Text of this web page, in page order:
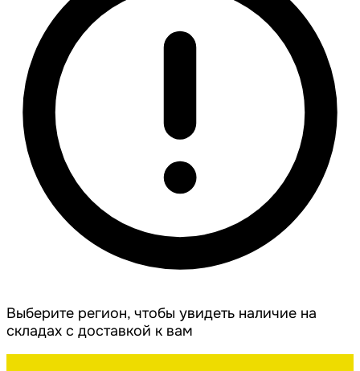
Выберите регион, чтобы увидеть наличие на
складах с доставкой к вам